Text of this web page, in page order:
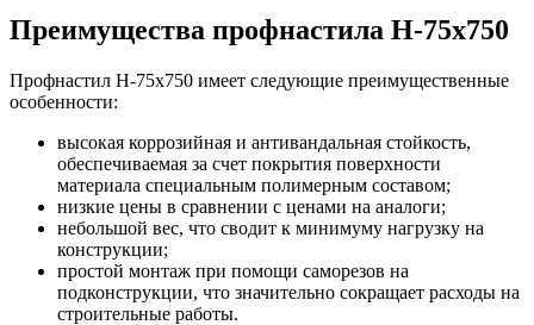
Преимущества профнастила Н-75х750
Профнастил Н-75х750 имеет следующие преимущественные
особенности:
высокая коррозийная и антивандальная стойкость,
обеспечиваемая за счет покрытия поверхности
материала специальным полимерным составом;
низкие цены в сравнении с ценами на аналоги;
небольшой вес, что сводит к минимуму нагрузку на
конструкции;
простой монтаж при помощи саморезов на
подконструкции, что значительно сокращает расходы на
строительные работы.